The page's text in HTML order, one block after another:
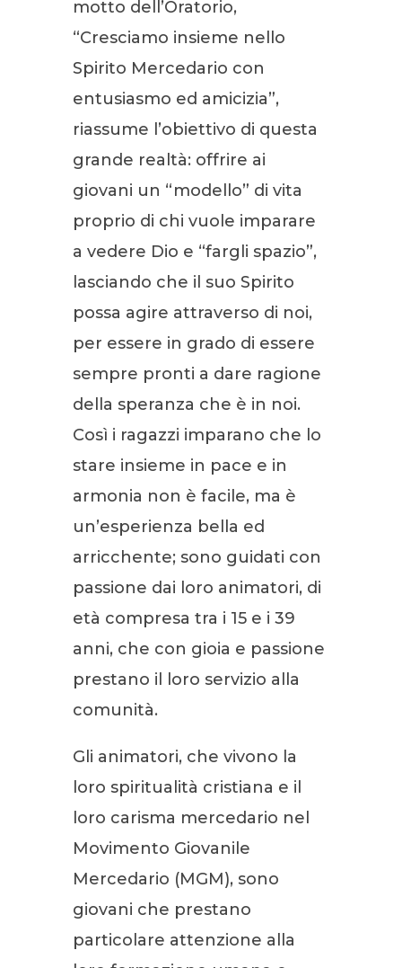
motto dell’Oratorio,
“Cresciamo insieme nello
Spirito Mercedario con
entusiasmo ed amicizia”,
riassume l’obiettivo di questa
grande realtà: offrire ai
giovani un “modello” di vita
proprio di chi vuole imparare
a vedere Dio e “fargli spazio”,
lasciando che il suo Spirito
possa agire attraverso di noi,
per essere in grado di essere
sempre pronti a dare ragione
della speranza che è in noi.
Così i ragazzi imparano che lo
stare insieme in pace e in
armonia non è facile, ma è
un’esperienza bella ed
arricchente; sono guidati con
passione dai loro animatori, di
età compresa tra i 15 e i 39
anni, che con gioia e passione
prestano il loro servizio alla
comunità.
Gli animatori, che vivono la
loro spiritualità cristiana e il
loro carisma mercedario nel
Movimento Giovanile
Mercedario (MGM), sono
giovani che prestano
particolare attenzione alla